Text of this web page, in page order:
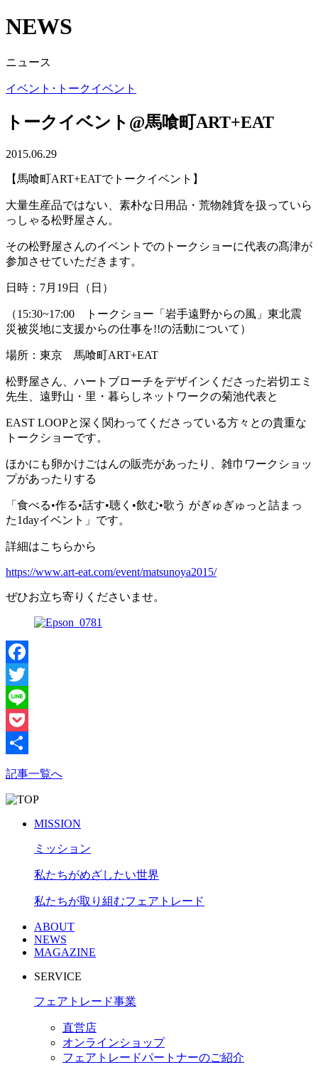
NEWS
ニュース
イベント･トークイベント
トークイベント@馬喰町ART+EAT
2015.06.29
【馬喰町ART+EATでトークイベント】
大量生産品ではない、素朴な日用品・荒物雑貨を扱っていら
っしゃる松野屋さん。
その松野屋さんのイベントでのトークショーに代表の髙津が
参加させていただきます。
日時：7月19日（日）
（15:30~17:00 トークショー「岩手遠野からの風」東北震
災被災地に支援からの仕事を!!の活動について）
場所：東京 馬喰町ART+EAT
松野屋さん、ハートブローチをデザインくださった岩切エミ
先生、遠野山・里・暮らしネットワークの菊池代表と
EAST LOOPと深く関わってくださっている方々との貴重な
トークショーです。
ほかにも卵かけごはんの販売があったり、雑巾ワークショッ
プがあったりする
「食べる•作る•話す•聴く•飲む•歌う がぎゅぎゅっと詰まっ
た1dayイベント」です。
詳細はこちらから
https://www.art-eat.com/event/matsunoya2015/
ぜひお立ち寄りくださいませ。
Facebook
Twitter
Line
Pocket
記事一覧へ
MISSION
ミッション
私たちがめざしたい世界
私たちが取り組むフェアトレード
ABOUT
NEWS
MAGAZINE
SERVICE
フェアトレード事業
直営店
オンラインショップ
フェアトレードパートナーのご紹介